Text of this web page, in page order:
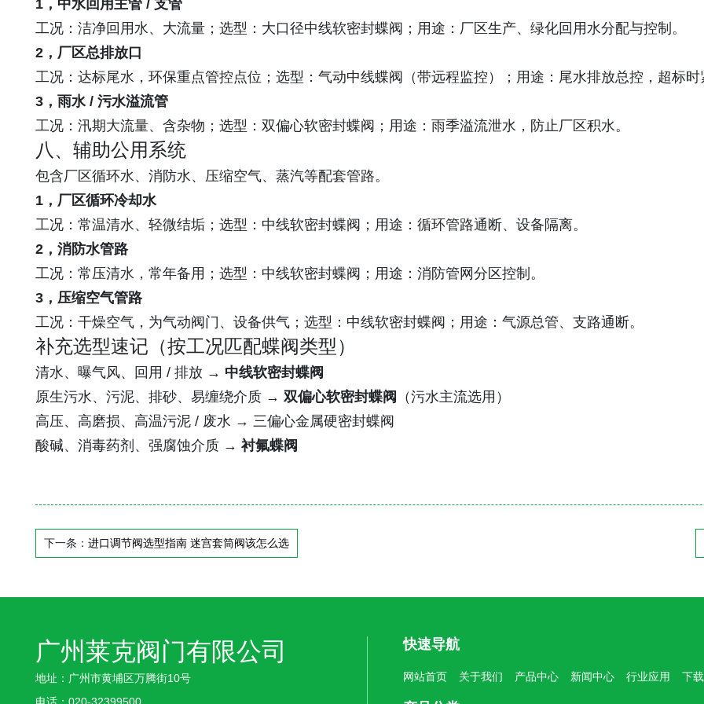
1，中水回用主管 / 支管
工况：洁净回用水、大流量；选型：大口径中线软密封蝶阀；用途：厂区生产、绿化回用水分配与控制。
2，厂区总排放口
工况：达标尾水，环保重点管控点位；选型：气动中线蝶阀（带远程监控）；用途：尾水排放总控，超标时
3，雨水 / 污水溢流管
工况：汛期大流量、含杂物；选型：双偏心软密封蝶阀；用途：雨季溢流泄水，防止厂区积水。
八、辅助公用系统
包含厂区循环水、消防水、压缩空气、蒸汽等配套管路。
1，厂区循环冷却水
工况：常温清水、轻微结垢；选型：中线软密封蝶阀；用途：循环管路通断、设备隔离。
2，消防水管路
工况：常压清水，常年备用；选型：中线软密封蝶阀；用途：消防管网分区控制。
3，压缩空气管路
工况：干燥空气，为气动阀门、设备供气；选型：中线软密封蝶阀；用途：气源总管、支路通断。
补充选型速记（按工况匹配蝶阀类型）
清水、曝气风、回用 / 排放 → 中线软密封蝶阀
原生污水、污泥、排砂、易缠绕介质 → 双偏心软密封蝶阀
（污水主流选用）
高压、高磨损、高温污泥 / 废水 → 三偏心金属硬密封蝶阀
酸碱、消毒药剂、强腐蚀介质 → 衬氟蝶阀
下一条： 进口调节阀选型指南 迷宫套筒阀该怎么选
广州莱克阀门有限公司
地址：广州市黄埔区万腾街10号
电话： 020-32399500
快速导航
网站首页 关于我们 产品中心 新闻中心 行业应用 下